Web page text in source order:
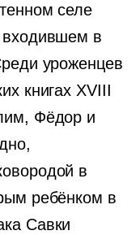
селе
входившем в
уроженцев
книгах XVIII
Фёдор и
в
ребёнком в
Савки